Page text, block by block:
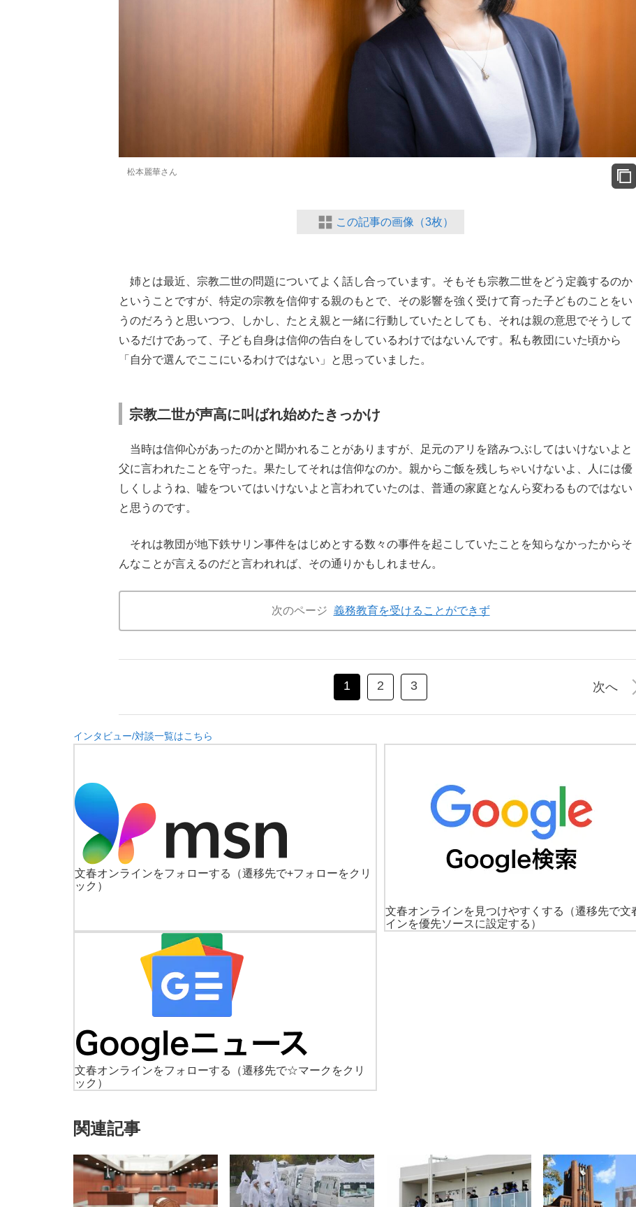
松本麗華さん
この記事の画像（3枚）
姉とは最近、宗教二世の問題についてよく話し合っています。そもそも宗教二世をどう定義するのか
ということですが、特定の宗教を信仰する親のもとで、その影響を強く受けて育った子どものことをい
うのだろうと思いつつ、しかし、たとえ親と一緒に行動していたとしても、それは親の意思でそうして
いるだけであって、子ども自身は信仰の告白をしているわけではないんです。私も教団にいた頃から
「自分で選んでここにいるわけではない」と思っていました。
宗教二世が声高に叫ばれ始めたきっかけ
当時は信仰心があったのかと聞かれることがありますが、足元のアリを踏みつぶしてはいけないよと
父に言われたことを守った。果たしてそれは信仰なのか。親からご飯を残しちゃいけないよ、人には優
しくしようね、嘘をついてはいけないよと言われていたのは、普通の家庭となんら変わるものではない
と思うのです。
それは教団が地下鉄サリン事件をはじめとする数々の事件を起こしていたことを知らなかったからそ
んなことが言えるのだと言われれば、その通りかもしれません。
次のページ 義務教育を受けることができず
1 2 3 次へ
インタビュー/対談一覧はこちら
文春オンラインをフォローする
（遷移先で+フォローをクリ
ック）
文春オンラインを見つけやすくする
（遷移先で文
インを優先ソースに設定する）
文春オンラインをフォローする
（遷移先で☆マークをクリ
ック）
関連記事